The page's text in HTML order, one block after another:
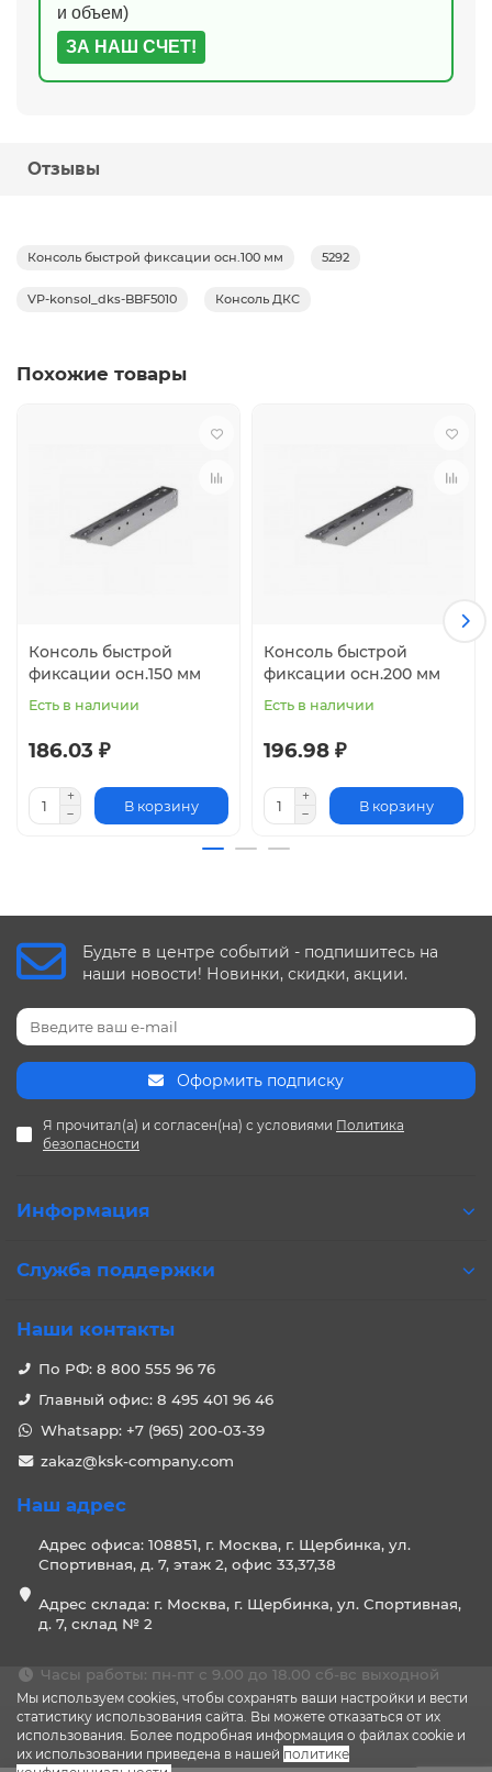
и объем)
ЗА НАШ СЧЕТ!
Отзывы
Консоль быстрой фиксации осн.100 мм 5292
VP-konsol_dks-BBF5010 Консоль ДКС
Похожие товары
Консоль быстрой
фиксации осн.150 мм
Есть в наличии
186.03 ₽
В корзину
Консоль быстрой
фиксации осн.200 мм
Есть в наличии
196.98 ₽
В корзину
Мы используем cookies, чтобы сохранять ваши настройки и вести
статистику использования сайта. Вы можете отказаться от их
использования. Более подробная информация о файлах cookie и
их использовании приведена в нашей политике
Будьте в центре событий - подпишитесь на
наши новости! Новинки, скидки, акции.
Оформить подписку
Я прочитал(а) и согласен(на) с условиями Политика
безопасности
Информация
Служба поддержки
Наши контакты
По РФ: 8 800 555 96 76
Главный офис: 8 495 401 96 46
Whatsapp: +7 (965) 200-03-39
zakaz@ksk-company.com
Наш адрес
Адрес офиса: 108851, г. Москва, г. Щербинка, ул.
Спортивная, д. 7, этаж 2, офис 33,37,38
Адрес склада: г. Москва, г. Щербинка, ул. Спортивная,
д. 7, склад № 2
Часы работы: пн-пт с 9.00 до 18.00 сб-вс выходной